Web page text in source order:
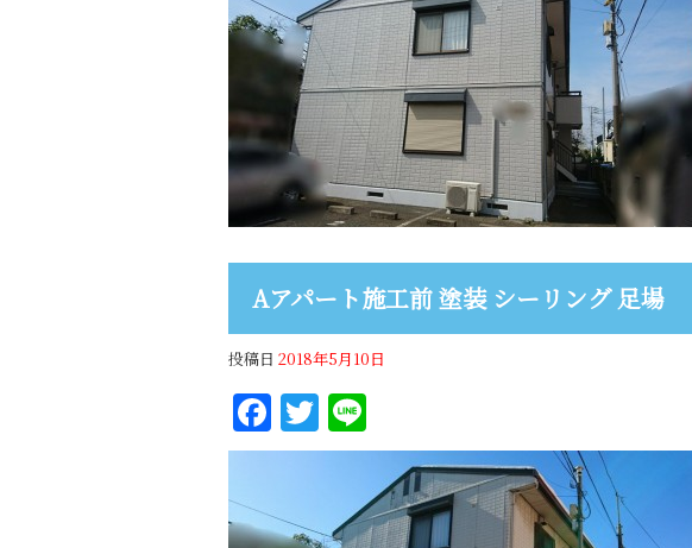
Aアパート施工前 塗装 シーリング 足場
投稿日 2018年5月10日
Facebook
Twitter